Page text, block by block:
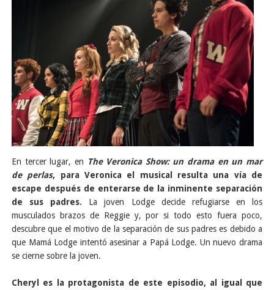
En tercer lugar, en The Veronica Show: un drama en un mar
de perlas, para Veronica el musical resulta una vía de
escape después de enterarse de la inminente separación
de sus padres. La joven Lodge decide refugiarse en los
musculados brazos de Reggie y, por si todo esto fuera poco,
descubre que el motivo de la separación de sus padres es debido a
que Mamá Lodge intentó asesinar a Papá Lodge. Un nuevo drama
se cierne sobre la joven.
Cheryl es la protagonista de este episodio, al igual que